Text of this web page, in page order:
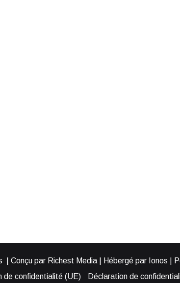
Conçu par Richest Media | Hébergé par Ionos |
de confidentialité (UE) Déclaration de